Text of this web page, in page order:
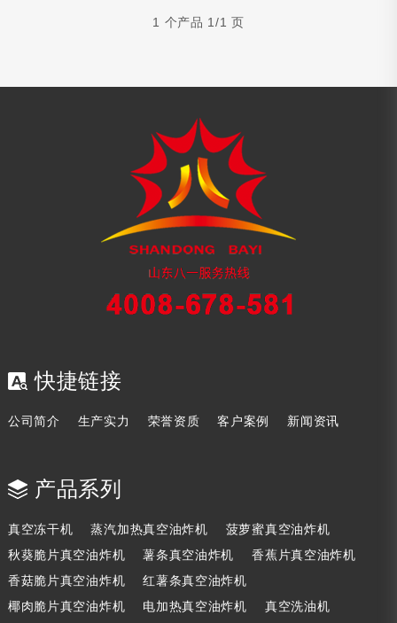
1 个产品 1/1 页
快捷链接
公司简介 生产实力 荣誉资质 客户案例 新闻资讯
产品系列
真空冻干机 蒸汽加热真空油炸机
菠萝蜜真空油炸机
秋葵脆片真空油炸机
薯条真空油炸机
香蕉片真空油炸机
香菇脆片真空油炸机
红薯条真空油炸机
椰肉脆片真空油炸机
电加热真空油炸机 真空洗油机